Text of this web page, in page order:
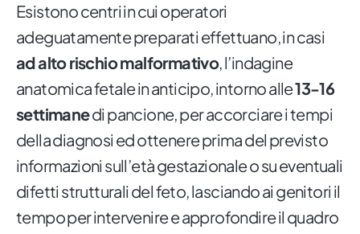
Esistono centri in cui operatori
adeguatamente preparati effettuano, in casi
ad alto rischio malformativo, l’indagine
anatomica fetale in anticipo, intorno alle13-16
settimanedi pancione, per accorciare i tempi
della diagnosi ed ottenere prima del previsto
informazioni sull’età gestazionale o su eventuali
difetti strutturali del feto, lasciando ai genitori il
tempo per intervenire e approfondire il quadro